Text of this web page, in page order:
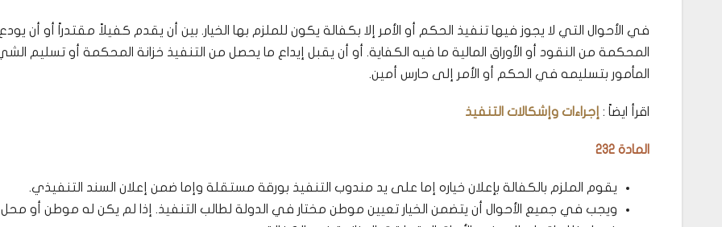
في الأحوال التي لا يجوز فيها تنفيذ الحكم أو الأمر إلا بكفالة يكون للملزم بها الخيار. بين أن يقدم كفيلاً مقتدراً أو أن
المحكمة من النقود أو الأوراق المالية ما فيه الكفاية. أو أن يقبل إيداع ما يحصل من التنفيذ خزانة المحكمة أو تسليم
المأمور بتسليمه في الحكم أو الأمر إلى حارس أمين.
اقرأ ايضاً : إجراءات وإشكالات التنفيذ
المادة 232
يقوم الملزم بالكفالة بإعلان خياره إما على يد مندوب التنفيذ بورقة مستقلة وإما ضمن إعلان السند التنفيذي.
ويجب في جميع الأحوال أن يتضمن الخيار تعيين موطن مختار في الدولة لطالب التنفيذ. إذا لم يكن له موطن أو